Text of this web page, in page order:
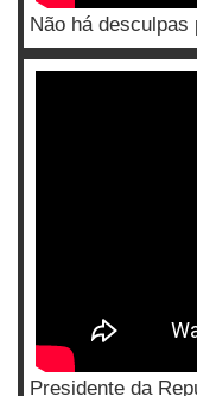
Não há
Presidente da